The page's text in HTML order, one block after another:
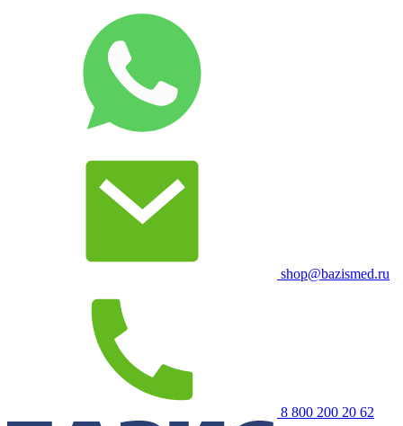
shop@bazismed.ru
8 800 200 20 62